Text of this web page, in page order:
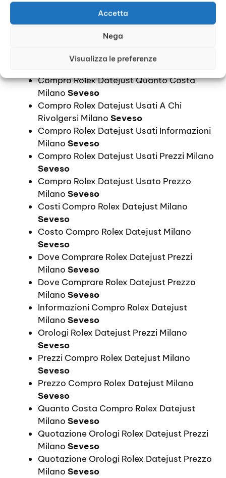
Accetta
Nega
Visualizza le preferenze
Compro Orologi Rolex Datejust Prezzi
Seveso
Compro Rolex Datejust Prezzo Milano
Compro Rolex Datejust Quanto Costa
Milano Seveso
Compro Rolex Datejust Usati A Chi
Rivolgersi Milano Seveso
Compro Rolex Datejust Usati Informazioni
Milano Seveso
Compro Rolex Datejust Usati Prezzi Milano
Seveso
Compro Rolex Datejust Usato Prezzo
Milano Seveso
Costi Compro Rolex Datejust Milano
Seveso
Costo Compro Rolex Datejust Milano
Seveso
Dove Comprare Rolex Datejust Prezzi
Milano Seveso
Dove Comprare Rolex Datejust Prezzo
Milano Seveso
Informazioni Compro Rolex Datejust
Milano Seveso
Orologi Rolex Datejust Prezzi Milano
Seveso
Prezzi Compro Rolex Datejust Milano
Seveso
Prezzo Compro Rolex Datejust Milano
Seveso
Quanto Costa Compro Rolex Datejust
Milano Seveso
Quotazione Orologi Rolex Datejust Prezzi
Milano Seveso
Quotazione Orologi Rolex Datejust Prezzo
Milano Seveso